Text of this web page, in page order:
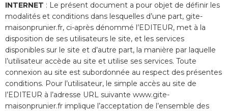
INTERNET : Le présent document a pour objet de définir les
modalités et conditions dans lesquelles d’une part, gite-
maisonprunier.fr, ci-après dénommé l’EDITEUR, met à la
disposition de ses utilisateurs le site, et les services
disponibles sur le site et d’autre part, la manière par laquelle
l’utilisateur accède au site et utilise ses services. Toute
connexion au site est subordonnée au respect des présentes
conditions. Pour l’utilisateur, le simple accès au site de
l’EDITEUR à l’adresse URL suivante www.gite-
maisonprunier.fr implique l’acceptation de l’ensemble des